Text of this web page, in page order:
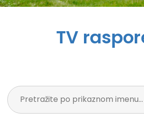
TV